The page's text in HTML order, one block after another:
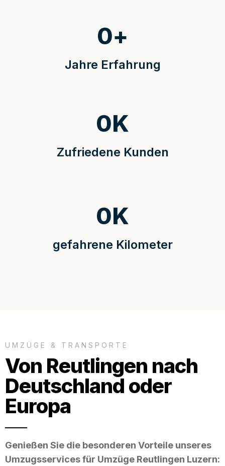
Jahre Erfahrung
0+
Zufriedene Kunden
0K
gefahrene Kilometer
0K
UMZÜGE & TRANSPORTE
Von Reutlingen nach
Deutschland oder
Europa
Genießen Sie die besonderen Vorteile unseres
Umzugsservices für Umzüge Reutlingen Luzern: